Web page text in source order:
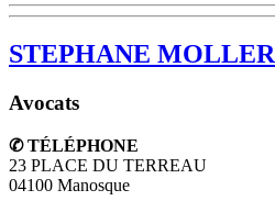
STEPHANE MOLLER
Avocats
✆ TÉLÉPHONE
23 PLACE DU TERREAU
04100 Manosque